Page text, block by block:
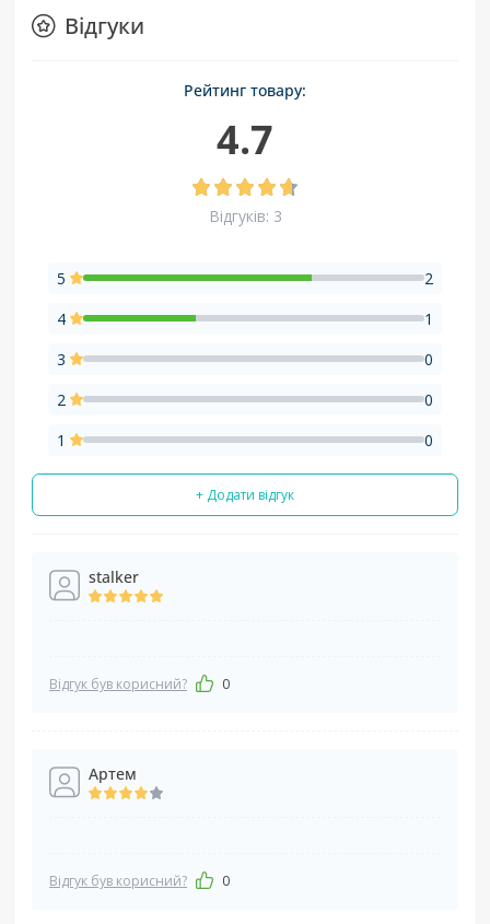
Відгуки
Рейтинг товару:
4.7
Відгуків: 3
5
2
4
1
3
0
2
0
1
0
+ Додати відгук
stalker
Відгук був корисний? 0
Артем
Відгук був корисний? 0